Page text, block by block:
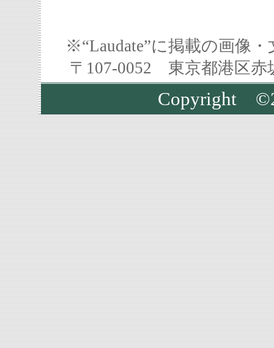
※“Laudate”に掲載の画像
〒107-0052 東京都港区
Copyright